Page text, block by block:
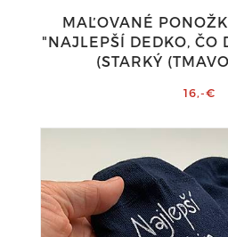
MAĽOVANÉ
"NAJLEPŠÍ DEDKO, ČO
(STARKÝ
16,-€